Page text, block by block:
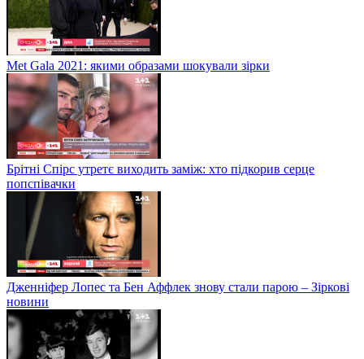
Met Gala 2021: якими образами шокували зірки
Брітні Спірс утретє виходить заміж: хто підкорив серце
попспівачки
Дженніфер Лопес та Бен Аффлек знову стали парою – Зіркові
новини